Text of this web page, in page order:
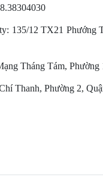
135/12 TX21 Phướng
Tháng Tám, Phường
Thanh, Phường 2,